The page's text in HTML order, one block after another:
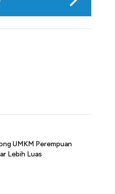
UMKM Perempuan
Lebih Luas